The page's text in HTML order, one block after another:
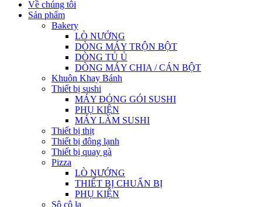
Về chúng tôi
Sản phẩm
Bakery
LÒ NƯỚNG
DÒNG MÁY TRỘN BỘT
DÒNG TỦ Ủ
DÒNG MÁY CHIA / CÁN BỘT
Khuôn Khay Bánh
Thiết bị sushi
MÁY ĐÓNG GÓI SUSHI
PHỤ KIỆN
MÁY LÀM SUSHI
Thiết bị thịt
Thiết bị đông lạnh
Thiết bị quay gà
Pizza
LÒ NƯỚNG
THIẾT BỊ CHUẨN BỊ
PHỤ KIỆN
Sô cô la